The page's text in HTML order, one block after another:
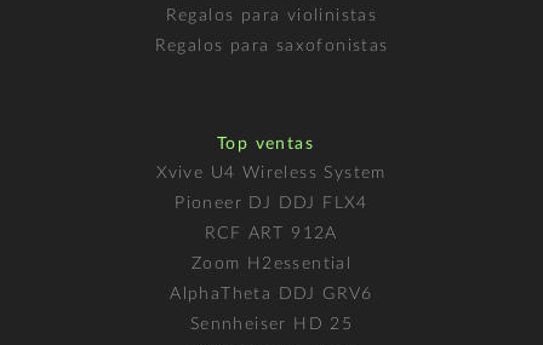
Regalos para violinistas
Regalos para saxofonistas
Top ventas
Xvive U4 Wireless System
Pioneer DJ DDJ FLX4
RCF ART 912A
Zoom H2essential
AlphaTheta DDJ GRV6
Sennheiser HD 25